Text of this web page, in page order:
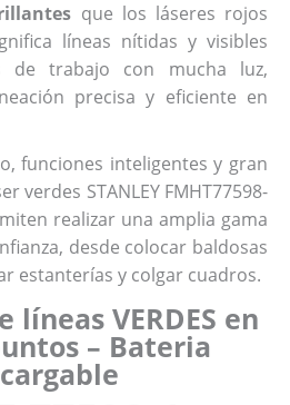
que los láseres rojos
líneas nítidas y visibles
de trabajo con mucha luz,
precisa y eficiente en
funciones inteligentes y gran
verdes STANLEY FMHT77598-
realizar una amplia gama
desde colocar baldosas
estanterías y colgar cuadros.
líneas VERDES en
– Bateria